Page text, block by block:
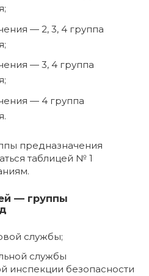
— 2, 3, 4 группа
— 3, 4 группа
— 4 группа
предназначения
таблицей № 1
— группы
службы;
службы
инспекции безопасности